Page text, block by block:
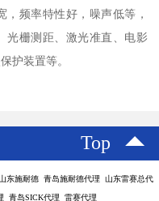
频率特性好，噪声低等，
光栅测距、激光准直、电影
护装置等。
Top
东施耐德 青岛施耐德代理 山东雷赛总代
青岛SICK代理 雷赛代理